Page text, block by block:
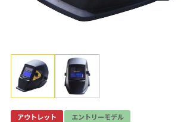
アウトレット エントリーモデル